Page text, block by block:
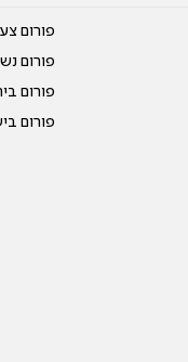
פורום
פורום
פורום
פורום